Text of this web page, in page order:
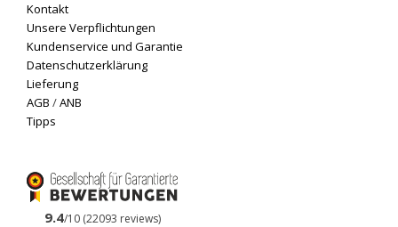
Kontakt
Unsere Verpflichtungen
Kundenservice und Garantie
Datenschutzerklärung
Lieferung
AGB /ANB
Tipps
9.4/10 (22093 reviews)